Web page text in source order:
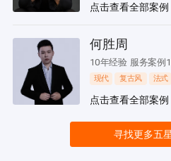
点击查看全部案例
何胜周
10年经验 服务案例
现代 复古风 法式
点击查看全部案例
寻找更多五